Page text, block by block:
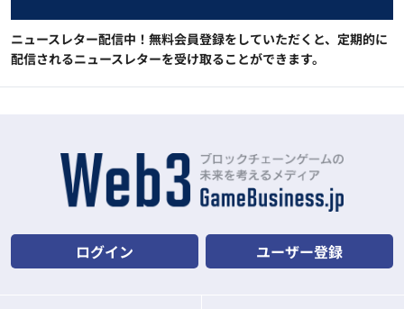
ニュースレター配信中！無料会員登録をしていただくと、定期的に
配信されるニュースレターを受け取ることができます。
ログイン ユーザー登録